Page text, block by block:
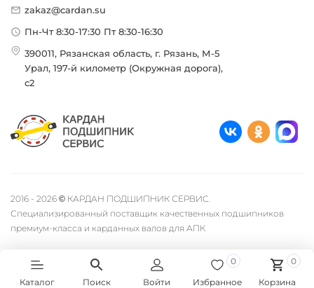
zakaz@cardan.su
Пн-Чт 8:30-17:30 Пт 8:30-16:30
390011, Рязанская область, г. Рязань, М-5
Урал, 197-й километр (Окружная дорога),
с2
2016 - 2026 © КАРДАН ПОДШИПНИК СЕРВИС.
Специализированный поставщик качественных подшипников
премиум-класса и карданных валов для АПК
Каталог Поиск Войти Избранное
0
Корзина
0